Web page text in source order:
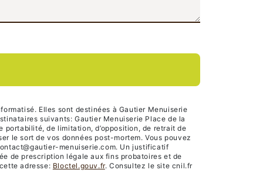
Elles sont destinées à Gautier Menuiserie
suivants: Gautier Menuiserie Place de la
portabilité, de limitation, d’opposition, de retrait de
le sort de vos données post-mortem. Vous pouvez
menuiserie.com. Un justificatif
de prescription légale aux fins probatoires et de
adresse: Bloctel.gouv.fr. Consultez le site cnil.fr